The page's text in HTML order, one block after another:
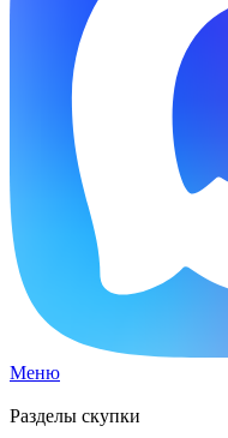
Меню
Разделы скупки